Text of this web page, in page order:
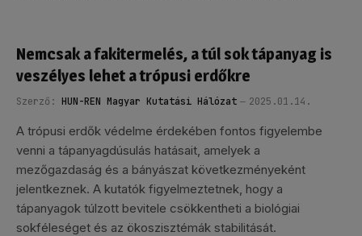
Nemcsak a fakitermelés, a túl sok tápanyag is
veszélyes lehet a trópusi erdőkre
Szerző: HUN-REN Magyar Kutatási Hálózat 2025.01.14.
A trópusi erdők védelme érdekében fontos figyelembe
venni a tápanyagdúsulás hatásait, amelyek a
mezőgazdaság és a bányászat következményeként
jelentkeznek. A kutatók figyelmeztetnek, hogy a
tápanyagok túlzott bevitele csökkentheti a biológiai
sokféleséget és az ökoszisztémák stabilitását.